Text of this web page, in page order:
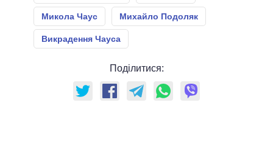
Микола Чаус Михайло Подоляк
Викрадення Чауса
Поділитися: